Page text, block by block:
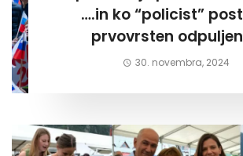
….in ko “policist” postane
prvovrsten
30. novembra, 2024